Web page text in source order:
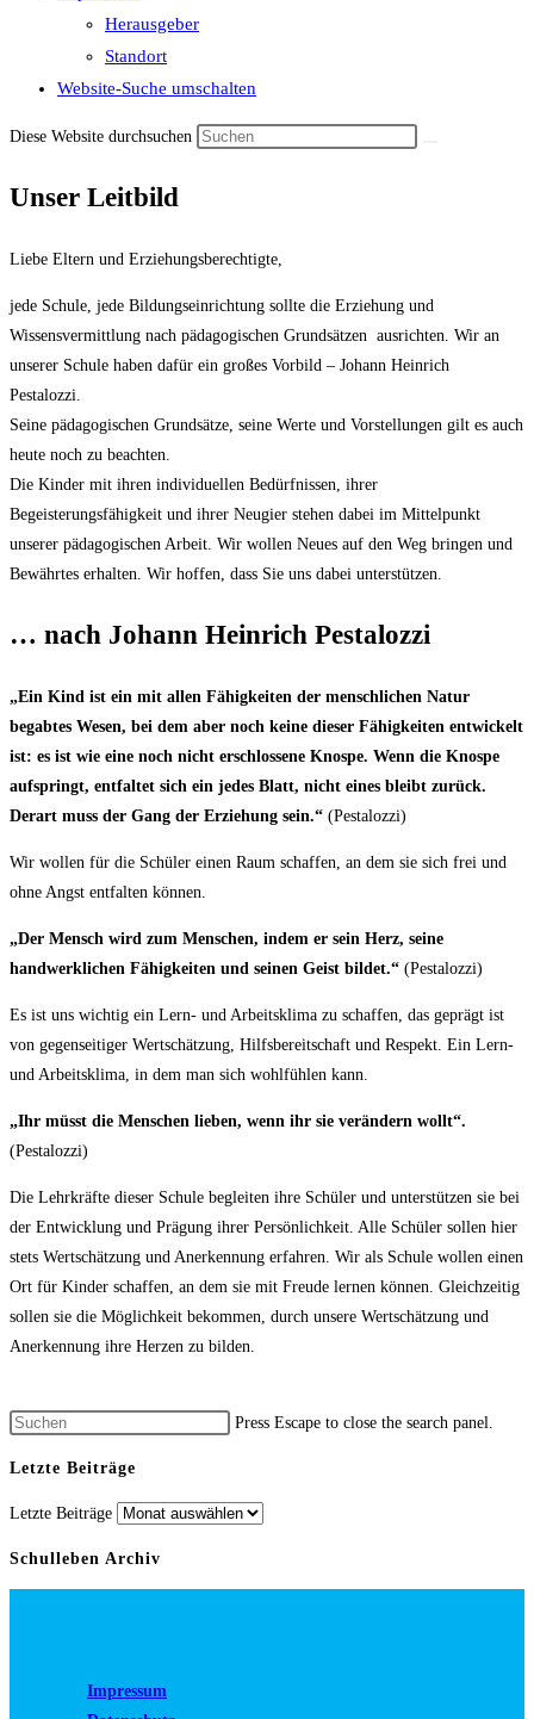
Herausgeber
Standort
Website-Suche umschalten
Diese Website durchsuchen
Unser Leitbild
Liebe Eltern und Erziehungsberechtigte,
jede Schule, jede Bildungseinrichtung sollte die Erziehung und
Wissensvermittlung nach pädagogischen Grundsätzen ausrichten. Wir an
unserer Schule haben dafür ein großes Vorbild – Johann Heinrich
Pestalozzi.
Seine pädagogischen Grundsätze, seine Werte und Vorstellungen gilt es auch
heute noch zu beachten.
Die Kinder mit ihren individuellen Bedürfnissen, ihrer
Begeisterungsfähigkeit und ihrer Neugier stehen dabei im Mittelpunkt
unserer pädagogischen Arbeit. Wir wollen Neues auf den Weg bringen und
Bewährtes erhalten. Wir hoffen, dass Sie uns dabei unterstützen.
… nach Johann Heinrich Pestalozzi
„Ein Kind ist ein mit allen Fähigkeiten der menschlichen Natur
begabtes Wesen, bei dem aber noch keine dieser Fähigkeiten entwickelt
ist: es ist wie eine noch nicht erschlossene Knospe. Wenn die Knospe
aufspringt, entfaltet sich ein jedes Blatt, nicht eines bleibt zurück.
Derart muss der Gang der Erziehung sein.“ (Pestalozzi)
Wir wollen für die Schüler einen Raum schaffen, an dem sie sich frei und
ohne Angst entfalten können.
„Der Mensch wird zum Menschen, indem er sein Herz, seine
handwerklichen Fähigkeiten und seinen Geist bildet.“ (Pestalozzi)
Es ist uns wichtig ein Lern- und Arbeitsklima zu schaffen, das geprägt ist
von gegenseitiger Wertschätzung, Hilfsbereitschaft und Respekt. Ein Lern-
und Arbeitsklima, in dem man sich wohlfühlen kann.
„Ihr müsst die Menschen lieben, wenn ihr sie verändern wollt“.
(Pestalozzi)
Die Lehrkräfte dieser Schule begleiten ihre Schüler und unterstützen sie bei
der Entwicklung und Prägung ihrer Persönlichkeit. Alle Schüler sollen hier
stets Wertschätzung und Anerkennung erfahren. Wir als Schule wollen einen
Ort für Kinder schaffen, an dem sie mit Freude lernen können. Gleichzeitig
sollen sie die Möglichkeit bekommen, durch unsere Wertschätzung und
Anerkennung ihre Herzen zu bilden.
Press Escape to close the search panel.
Letzte Beiträge
Letzte Beiträge
Schulleben Archiv
Impressum